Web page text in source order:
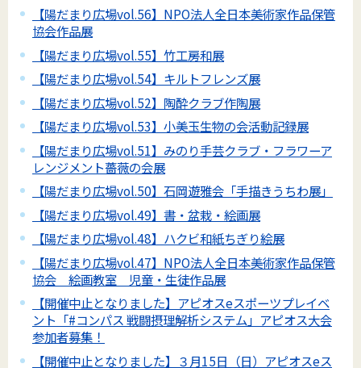
【陽だまり広場vol.56】NPO法人全日本美術家作品保管
協会作品展
【陽だまり広場vol.55】竹工房和展
【陽だまり広場vol.54】キルトフレンズ展
【陽だまり広場vol.52】陶酔クラブ作陶展
【陽だまり広場vol.53】小美玉生物の会活動記録展
【陽だまり広場vol.51】みのり手芸クラブ・フラワーア
レンジメント薔薇の会展
【陽だまり広場vol.50】石岡遊雅会「手描きうちわ展」
【陽だまり広場vol.49】書・盆栽・絵画展
【陽だまり広場vol.48】ハクビ和紙ちぎり絵展
【陽だまり広場vol.47】NPO法人全日本美術家作品保管
協会 絵画教室 児童・生徒作品展
【開催中止となりました】アピオスeスポーツプレイベ
ント「#コンパス 戦闘摂理解析システム」アピオス大会
参加者募集！
【開催中止となりました】３月15日（日）アピオスeス